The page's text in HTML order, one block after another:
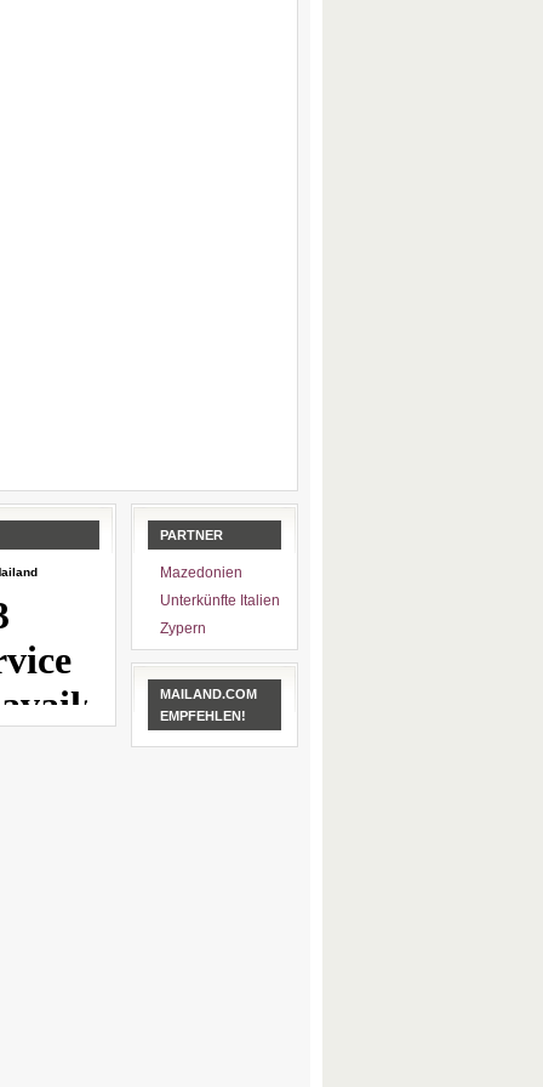
PARTNER
Mazedonien
Unterkünfte Italien
Zypern
MAILAND.COM
EMPFEHLEN!